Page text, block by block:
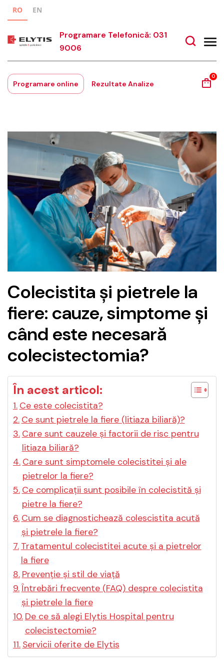
RO EN
Programare Telefonică: 031
9006
Programare online Rezultate Analize
0
Colecistita și pietrele la
fiere: cauze, simptome și
când este necesară
colecistectomia?
În acest articol:
Ce este colecistita?
Ce sunt pietrele la fiere (litiaza biliară)?
Care sunt cauzele și factorii de risc pentru
litiaza biliară?
Care sunt simptomele colecistitei și ale
pietrelor la fiere?
Ce complicații sunt posibile în colecistită și
pietre la fiere?
Cum se diagnostichează colescistita acută
și pietrele la fiere?
Tratamentul colecistitei acute și a pietrelor
la fiere
Prevenție și stil de viață
Întrebări frecvente (FAQ) despre colecistita
și pietrele la fiere
De ce să alegi Elytis Hospital pentru
colecistectomie?
Servicii oferite de Elytis